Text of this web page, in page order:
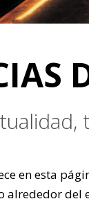
en esta
alrededor del